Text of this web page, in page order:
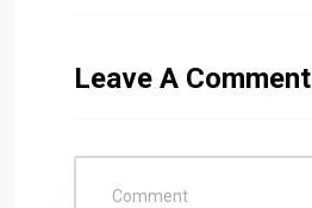
Leave A Comment